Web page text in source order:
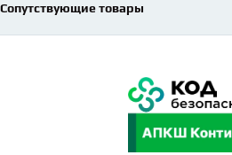
Сопутствующие товары